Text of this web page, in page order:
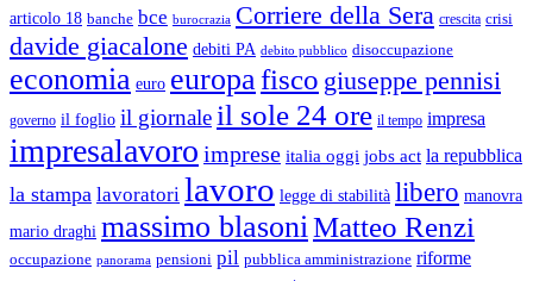
articolo 18 banche bce burocrazia Corriere della Sera crescita crisi
davide giacalone debiti PA debito pubblico disoccupazione
economia euro europafisco giuseppe pennisi
governo il foglio il giornale il sole 24 ore il tempo impresa
impresalavoro imprese italia oggi jobs act la repubblica
la stampa lavoratori lavoro legge di stabilità libero manovra
mario draghi massimo blasoniMatteo Renzi
occupazione panorama pensioni pil pubblica amministrazione riforme